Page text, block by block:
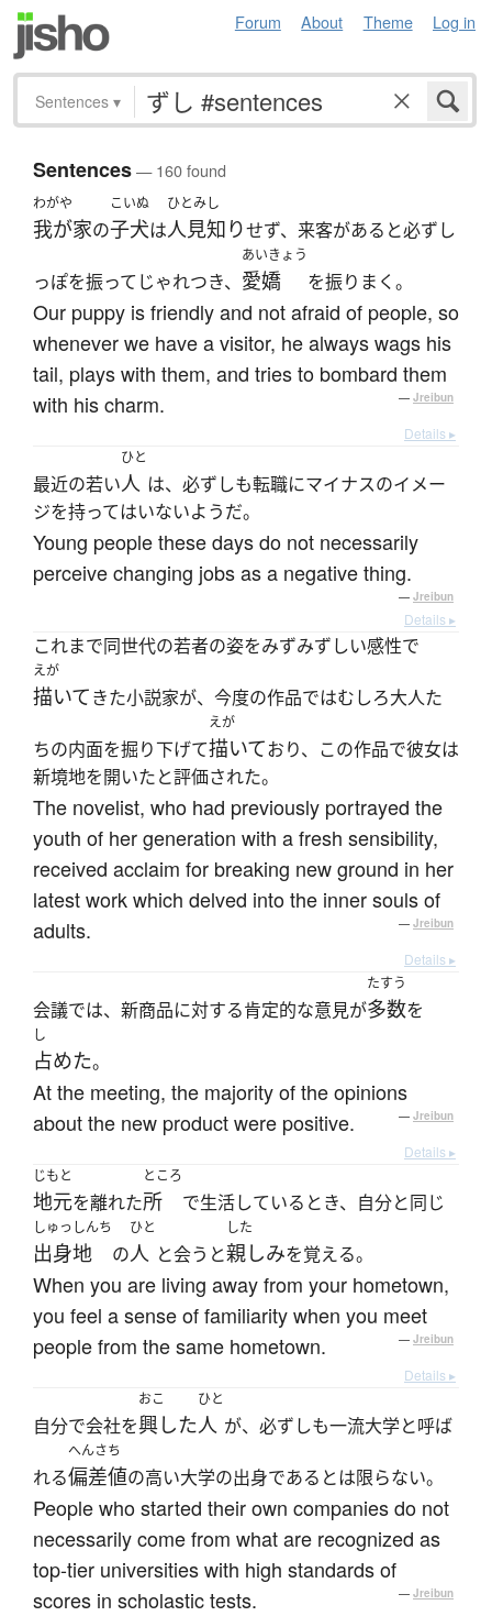
Forum About Theme Log in
Sentences ▾
Sentences— 160 found
わがや
我が家の
こいぬ
子犬は
ひとみし
人見知りせず、来客があると必ずし
っぽを振ってじゃれつき、
あいきょう
愛嬌 を振りまく。
Our puppy is friendly and not afraid of people, so
whenever we have a visitor, he always wags his
tail, plays with them, and tries to bombard them
with his charm.
— Jreibun
Details ▸
最近の若い
ひと
人 は、必ずしも転職にマイナスのイメー
ジを持ってはいないようだ。
Young people these days do not necessarily
perceive changing jobs as a negative thing.
— Jreibun
Details ▸
これまで同世代の若者の姿をみずみずしい感性で
えが
描いてきた小説家が、今度の作品ではむしろ大人た
ちの内面を掘り下げて
えが
描いており、この作品で彼女は
新境地を開いたと評価された。
The novelist, who had previously portrayed the
youth of her generation with a fresh sensibility,
received acclaim for breaking new ground in her
latest work which delved into the inner souls of
adults.
— Jreibun
Details ▸
会議では、新商品に対する肯定的な意見が
たすう
多数を
し
占めた。
At the meeting, the majority of the opinions
about the new product were positive.
— Jreibun
Details ▸
じもと
地元を離れた
ところ
所 で生活しているとき、自分と同じ
しゅっしんち
出身地 の
ひと
人 と会うと
した
親しみを覚える。
When you are living away from your hometown,
you feel a sense of familiarity when you meet
people from the same hometown.
— Jreibun
Details ▸
自分で会社を
おこ
興した
ひと
人 が、必ずしも一流大学と呼ば
れる
へんさち
偏差値の高い大学の出身であるとは限らない。
People who started their own companies do not
necessarily come from what are recognized as
top-tier universities with high standards of
scores in scholastic tests.
— Jreibun